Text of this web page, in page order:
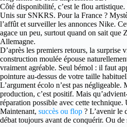
Côté disponibilité, c’est le flou
Unis sur SNKRS. Pour la France ?
l’affût et surveiller les annonces Nike.
agace un peu, surtout quand on sait que
Allemagne.
D’après les premiers retours, la surprise
construction moulée épouse
vraiment agréable. Seul bémol : il faut
pointure au-dessus de votre taille
L’argument écolo n’est pas négligeable.
production, c’est positif. Mais
réparation possible avec cette technique.
Maintenant, succès ou flop ? L’avenir le
débat toujours avant de conquérir. Ou de